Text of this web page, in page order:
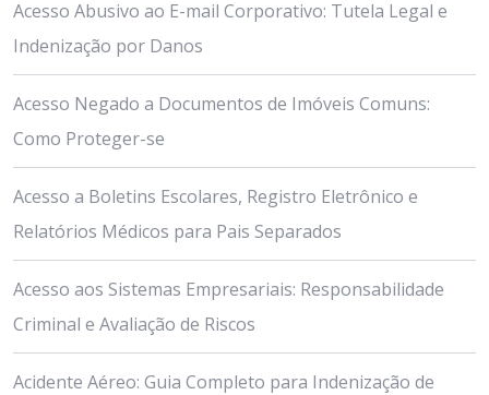
Acesso Abusivo ao E-mail Corporativo: Tutela Legal e
Indenização por Danos
Acesso Negado a Documentos de Imóveis Comuns:
Como Proteger-se
Acesso a Boletins Escolares, Registro Eletrônico e
Relatórios Médicos para Pais Separados
Acesso aos Sistemas Empresariais: Responsabilidade
Criminal e Avaliação de Riscos
Acidente Aéreo: Guia Completo para Indenização de